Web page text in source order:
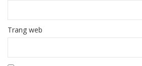
Trang web